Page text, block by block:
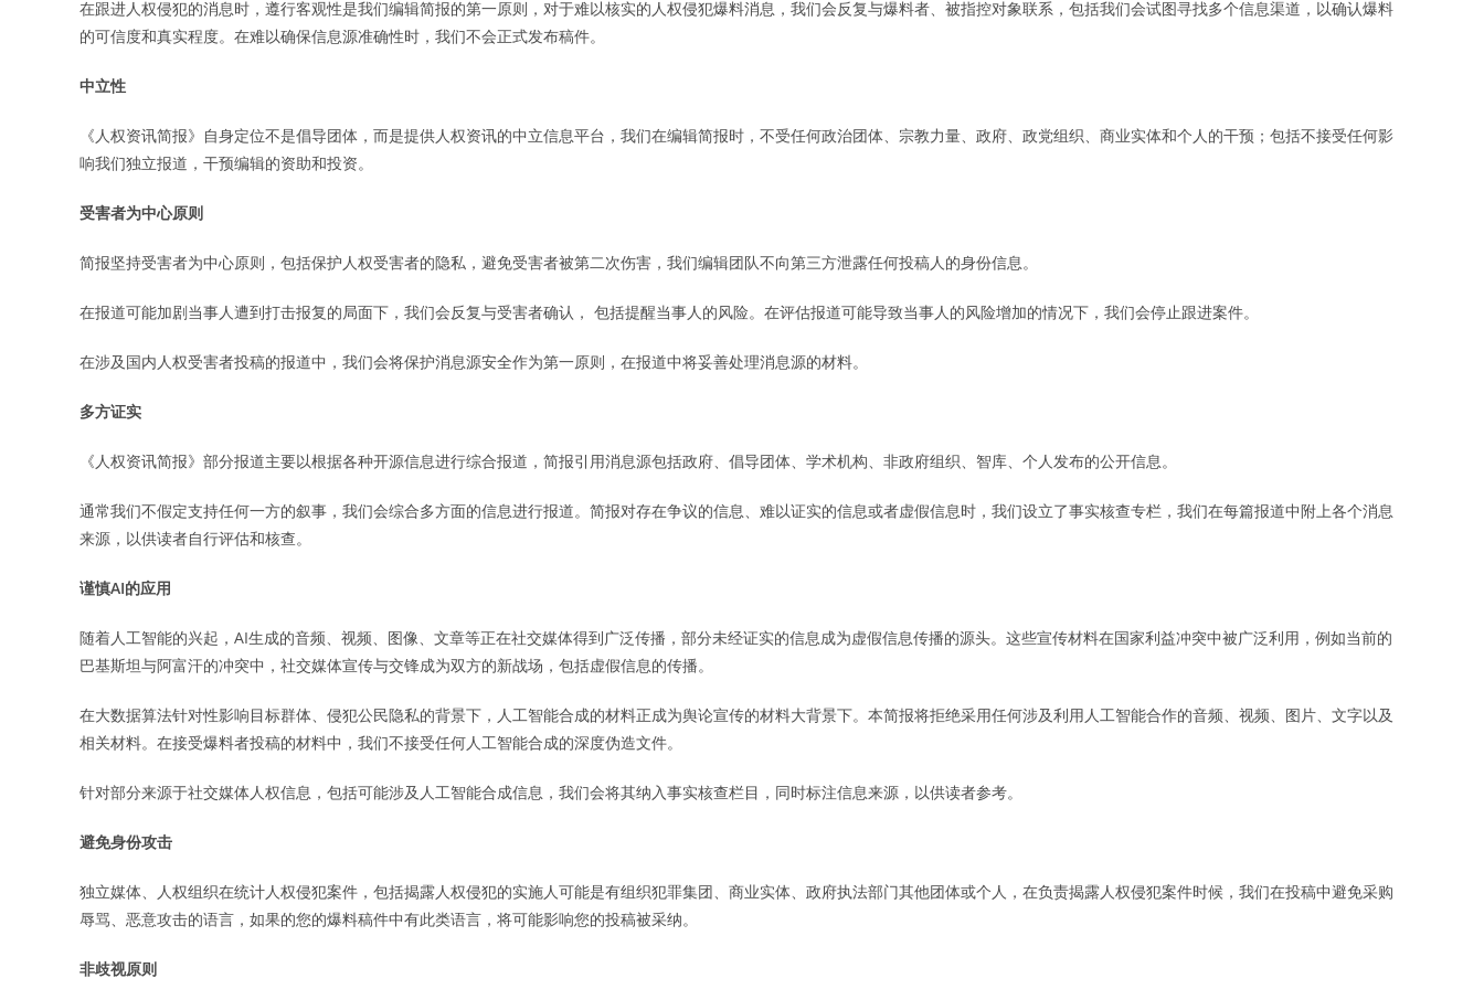
在跟进人权侵犯的消息时，遵行客观性是我们编辑简报的第一原则，对于难以核实的人权侵犯爆料消息，我们会反复与爆料者、被指控对象联系，包括我们会试图寻找多个信息渠道，以确认爆料
的可信度和真实程度。在难以确保信息源准确性时，我们不会正式发布稿件。
中立性
《人权资讯简报》自身定位不是倡导团体，而是提供人权资讯的中立信息平台，我们在编辑简报时，不受任何政治团体、宗教力量、政府、政党组织、商业实体和个人的干预；包括不接受任何影
响我们独立报道，干预编辑的资助和投资。
受害者为中心原则
简报坚持受害者为中心原则，包括保护人权受害者的隐私，避免受害者被第二次伤害，我们编辑团队不向第三方泄露任何投稿人的身份信息。
在报道可能加剧当事人遭到打击报复的局面下，我们会反复与受害者确认， 包括提醒当事人的风险。在评估报道可能导致当事人的风险增加的情况下，我们会停止跟进案件。
在涉及国内人权受害者投稿的报道中，我们会将保护消息源安全作为第一原则，在报道中将妥善处理消息源的材料。
多方证实
《人权资讯简报》部分报道主要以根据各种开源信息进行综合报道，简报引用消息源包括政府、倡导团体、学术机构、非政府组织、智库、个人发布的公开信息。
通常我们不假定支持任何一方的叙事，我们会综合多方面的信息进行报道。简报对存在争议的信息、难以证实的信息或者虚假信息时，我们设立了事实核查专栏，我们在每篇报道中附上各个消息
来源，以供读者自行评估和核查。
谨慎AI的应用
随着人工智能的兴起，AI生成的音频、视频、图像、文章等正在社交媒体得到广泛传播，部分未经证实的信息成为虚假信息传播的源头。这些宣传材料在国家利益冲突中被广泛利用，例如当前的
巴基斯坦与阿富汗的冲突中，社交媒体宣传与交锋成为双方的新战场，包括虚假信息的传播。
在大数据算法针对性影响目标群体、侵犯公民隐私的背景下，人工智能合成的材料正成为舆论宣传的材料大背景下。本简报将拒绝采用任何涉及利用人工智能合作的音频、视频、图片、文字以及
相关材料。在接受爆料者投稿的材料中，我们不接受任何人工智能合成的深度伪造文件。
针对部分来源于社交媒体人权信息，包括可能涉及人工智能合成信息，我们会将其纳入事实核查栏目，同时标注信息来源，以供读者参考。
避免身份攻击
独立媒体、人权组织在统计人权侵犯案件，包括揭露人权侵犯的实施人可能是有组织犯罪集团、商业实体、政府执法部门其他团体或个人，在负责揭露人权侵犯案件时候，我们在投稿中避免采购
辱骂、恶意攻击的语言，如果的您的爆料稿件中有此类语言，将可能影响您的投稿被采纳。
非歧视原则